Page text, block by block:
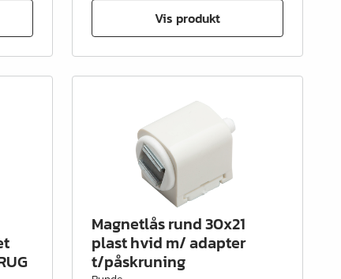
Vis produkt
Magnetlås rund 30x21
plast hvid m/ adapter
t/påskruning